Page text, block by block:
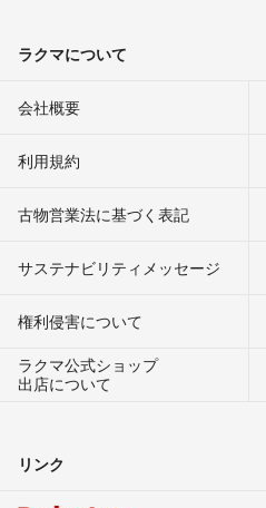
ラクマについて
会社概要
利用規約
古物営業法に基づく表記
サステナビリティメッセージ
権利侵害について
ラクマ公式ショップ
出店について
リンク